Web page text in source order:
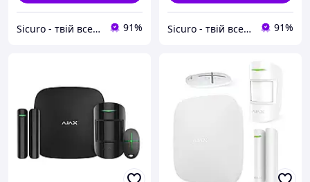
Sicuro - твій всесвіт комфорту та безпеки 91% Sicuro - твій всесвіт комфорту та безпеки 91%